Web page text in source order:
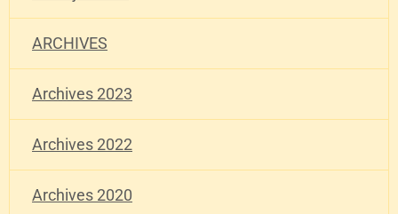
ARCHIVES
Archives 2023
Archives 2022
Archives 2020